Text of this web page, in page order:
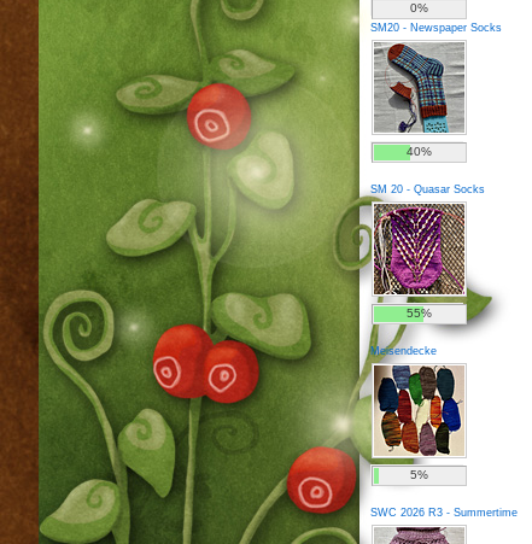
0%
SM20 - Newspaper Socks
40%
SM 20 - Quasar Socks
55%
Meisendecke
5%
SWC 2026 R3 - Summertime